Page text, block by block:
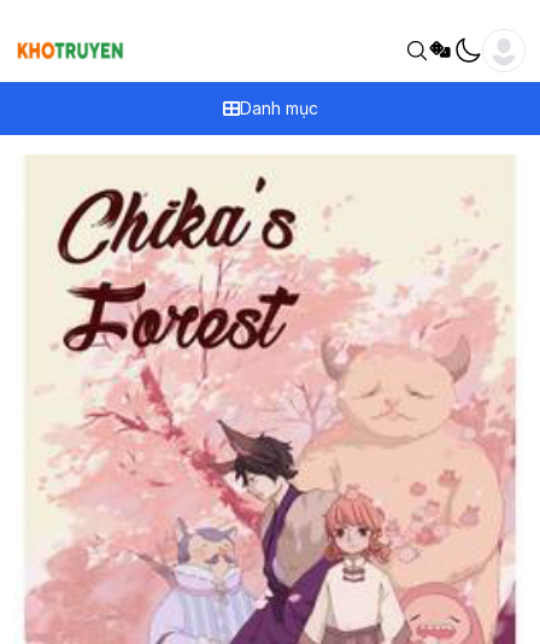
Danh mục